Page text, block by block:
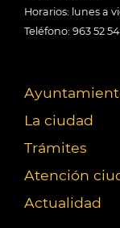
Horarios: lunes a
Teléfono: 963 52
La ciudad
Trámites
Atención
Actualidad